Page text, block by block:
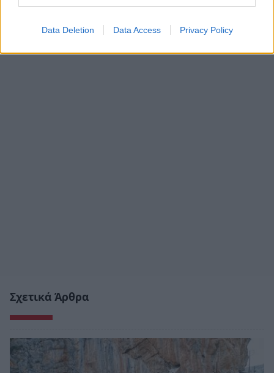
Data Deletion Data Access Privacy Policy
Σχετικά Άρθρα